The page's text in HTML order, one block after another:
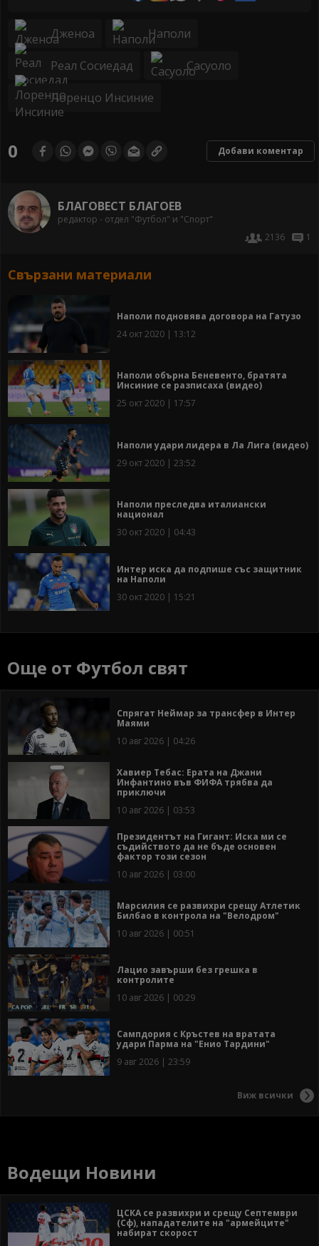
Дженоа Наполи
Реал Сосиедад Сасуоло
Лоренцо Инсиние
0 Добави коментар
БЛАГОВЕСТ БЛАГОЕВ
редактор - отдел "Футбол" и "Спорт"
2136
1
Свързани материали
Наполи подновява договора на Гатузо
24 окт 2020 | 13:12
Наполи обърна Беневенто, братята
Инсиние се разписаха (видео)
25 окт 2020 | 17:57
Наполи удари лидера в Ла Лига (видео)
29 окт 2020 | 23:52
Наполи преследва италиански
национал
30 окт 2020 | 04:43
Интер иска да подпише със защитник
на Наполи
30 окт 2020 | 15:21
Още от Футбол свят
Спрягат Неймар за трансфер в Интер
Маями
10 авг 2026 | 04:26
Хавиер Тебас: Ерата на Джани
Инфантино във ФИФА трябва да
приключи
10 авг 2026 | 03:53
Президентът на Гигант: Иска ми се
съдийството да не бъде основен
фактор този сезон
10 авг 2026 | 03:00
Марсилия се развихри срещу Атлетик
Билбао в контрола на "Велодром"
10 авг 2026 | 00:51
Лацио завърши без грешка в
контролите
10 авг 2026 | 00:29
Сампдория с Кръстев на вратата
удари Парма на "Енио Тардини"
9 авг 2026 | 23:59
Виж всички
Водещи Новини
ЦСКА се развихри и срещу Септември
(Сф), нападателите на "армейците"
набират скорост